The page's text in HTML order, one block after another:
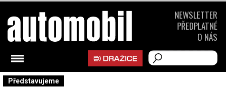
Představujeme
NEWSLETTER
PŘEDPLATNÉ
O NÁS